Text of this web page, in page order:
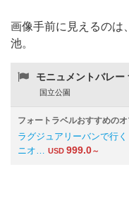
画像手前に見えるのは
池。
モニュメントバレー
国立公園
フォートラベルおすすめの
ラグジュアリーバンで行
ニオ… USD 999.0～